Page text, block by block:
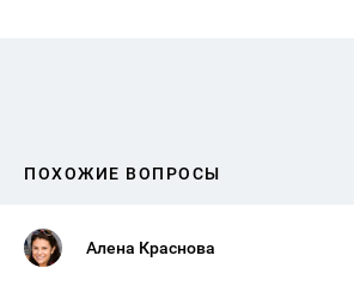
ПОХОЖИЕ ВОПРОСЫ
Алена Краснова